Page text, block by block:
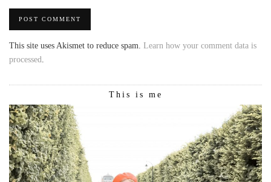
This site uses Akismet to reduce spam. Learn how your comment data is
processed.
This is me